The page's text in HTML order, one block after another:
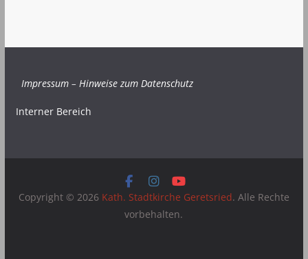
Impressum– Hinweise zum Datenschutz
Interner Bereich
Copyright © 2026 Kath. Stadtkirche Geretsried. Alle Rechte
vorbehalten.